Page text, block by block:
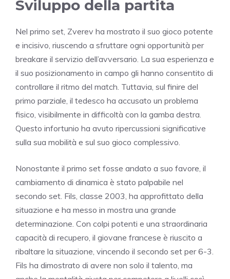
Sviluppo della partita
Nel primo set, Zverev ha mostrato il suo gioco potente
e incisivo, riuscendo a sfruttare ogni opportunità per
breakare il servizio dell’avversario. La sua esperienza e
il suo posizionamento in campo gli hanno consentito di
controllare il ritmo del match. Tuttavia, sul finire del
primo parziale, il tedesco ha accusato un problema
fisico, visibilmente in difficoltà con la gamba destra.
Questo infortunio ha avuto ripercussioni significative
sulla sua mobilità e sul suo gioco complessivo.
Nonostante il primo set fosse andato a suo favore, il
cambiamento di dinamica è stato palpabile nel
secondo set. Fils, classe 2003, ha approfittato della
situazione e ha messo in mostra una grande
determinazione. Con colpi potenti e una straordinaria
capacità di recupero, il giovane francese è riuscito a
ribaltare la situazione, vincendo il secondo set per 6-3.
Fils ha dimostrato di avere non solo il talento, ma